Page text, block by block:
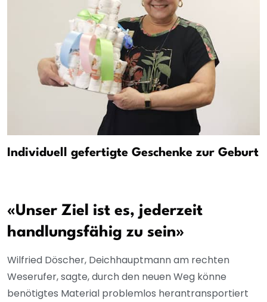
Individuell gefertigte Geschenke zur Geburt
«Unser Ziel ist es, jederzeit
handlungsfähig zu sein»
Wilfried Döscher, Deichhauptmann am rechten
Weserufer, sagte, durch den neuen Weg könne
benötigtes Material problemlos herantransportiert